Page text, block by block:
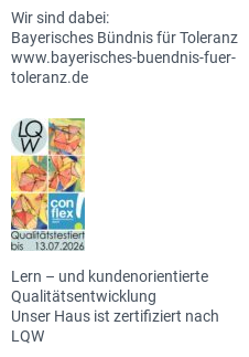
Wir sind dabei:
Bayerisches Bündnis für Toleranz
www.bayerisches-buendnis-fuer-
toleranz.de
Lern – und kundenorientierte
Qualitätsentwicklung
Unser Haus ist zertifiziert nach
LQW